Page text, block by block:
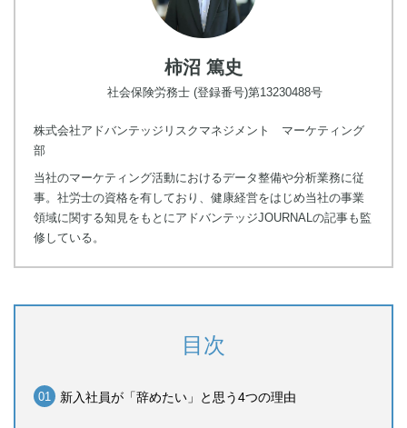
柿沼 篤史
社会保険労務士 (登録番号)第13230488号
株式会社アドバンテッジリスクマネジメント マーケティング
部
当社のマーケティング活動におけるデータ整備や分析業務に従
事。社労士の資格を有しており、健康経営をはじめ当社の事業
領域に関する知見をもとにアドバンテッジJOURNALの記事も監
修している。
目次
新入社員が「辞めたい」と思う4つの理由